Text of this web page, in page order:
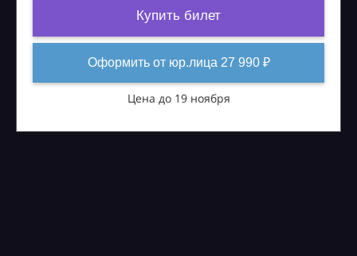
Купить билет
Оформить от юр.лица 27 990 ₽
Цена до 19 ноября